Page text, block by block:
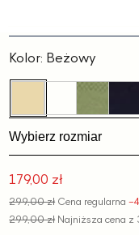
Kolor: Beżowy
Wybierz rozmiar
Cena
promocyjna
179,00 zł
299,00 zł Cena regularna
299,00 złNajniższa cena z